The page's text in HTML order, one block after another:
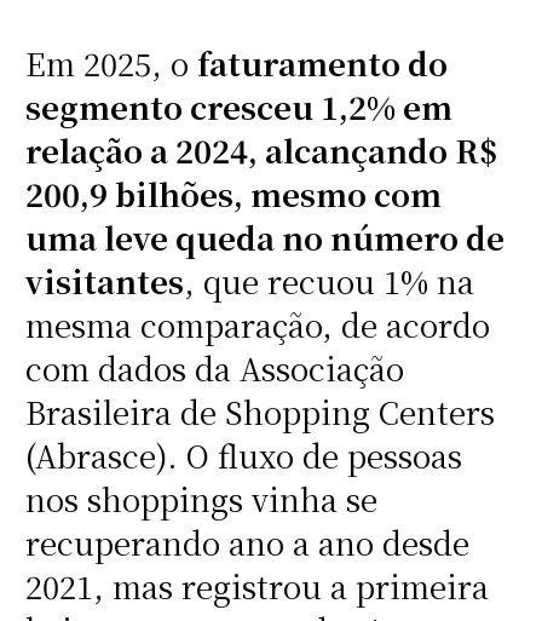
Em 2025, o faturamento do
segmento cresceu 1,2% em
relação a 2024, alcançando R$
200,9 bilhões, mesmo com
uma leve queda no número de
visitantes, que recuou 1% na
mesma comparação, de acordo
com dados da Associação
Brasileira de Shopping Centers
(Abrasce). O fluxo de pessoas
nos shoppings vinha se
recuperando ano a ano desde
2021, mas registrou a primeira